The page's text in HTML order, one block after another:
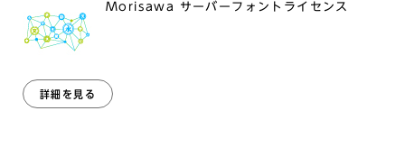
Morisawa サーバーフォントライセンス
詳細を見る